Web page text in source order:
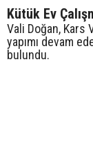
Kütük Ev
Vali Doğan, Kars
yapımı devam
bulundu.